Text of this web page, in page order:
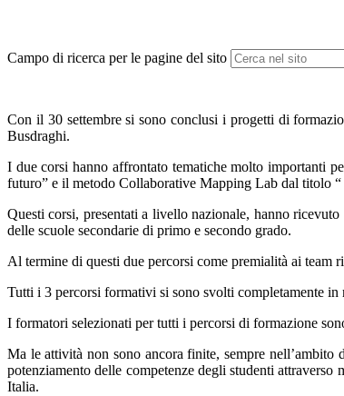
Campo di ricerca per le pagine del sito
Con il 30 settembre si sono conclusi i progetti di
Busdraghi.
I due corsi hanno affrontato tematiche molto importanti
futuro” e il metodo Collaborative Mapping Lab dal titolo
Questi corsi, presentati a livello nazionale, hanno
delle scuole secondarie di primo e secondo grado.
Al termine di questi due percorsi come premialità ai
Tutti i 3 percorsi formativi si sono svolti completamente
I formatori selezionati per tutti i percorsi di formazione
Ma le attività non sono ancora finite, sempre
potenziamento delle competenze degli studenti
Italia.